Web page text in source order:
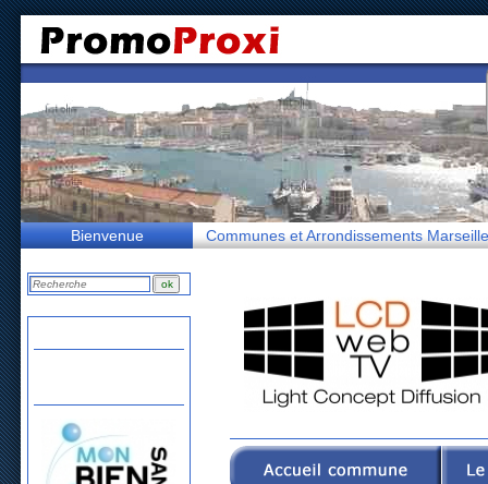
Bienvenue Communes et Arrondissements Marseille